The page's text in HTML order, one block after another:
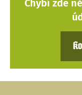
Chybí zde